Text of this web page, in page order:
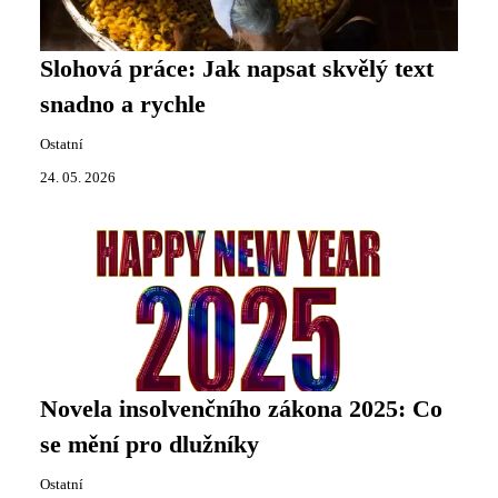
Slohová práce: Jak napsat skvělý text
snadno a rychle
Ostatní
24. 05. 2026
Novela insolvenčního zákona 2025: Co
se mění pro dlužníky
Ostatní